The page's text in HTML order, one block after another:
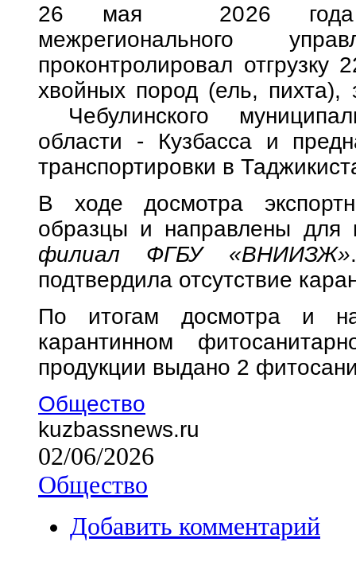
26 мая 2026 года
межрегионального
проконтролировал
хвойных пород (ель, пихта),
Чебулинского
области - Кузбасса и
транспортировки в
В ходе досмотра
образцы и направлены для
филиал ФГБУ «ВНИИЗЖ»
подтвердила отсутствие
По итогам досмотра и
карантинном
продукции выдано 2
Общество
kuzbassnews.ru
02/06/2026
Общество
Добавить комментарий